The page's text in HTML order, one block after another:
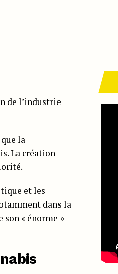
de l’industrie
la
La création
et les
dans la
« énorme »